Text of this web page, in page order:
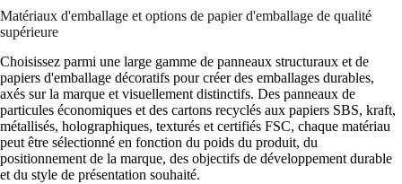
Matériaux d'emballage et options de papier d'emballage de qualité
supérieure
Choisissez parmi une large gamme de panneaux structuraux et de
papiers d'emballage décoratifs pour créer des emballages durables,
axés sur la marque et visuellement distinctifs. Des panneaux de
particules économiques et des cartons recyclés aux papiers SBS, kraft,
métallisés, holographiques, texturés et certifiés FSC, chaque matériau
peut être sélectionné en fonction du poids du produit, du
positionnement de la marque, des objectifs de développement durable
et du style de présentation souhaité.